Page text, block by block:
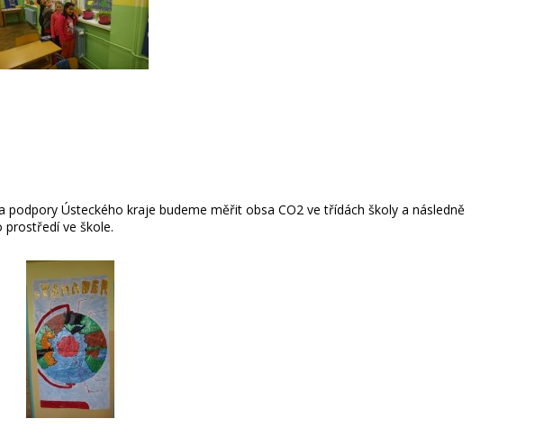
podpory Ústeckého kraje budeme měřit obsa CO2 ve třídách školy a následně
prostředí ve škole.